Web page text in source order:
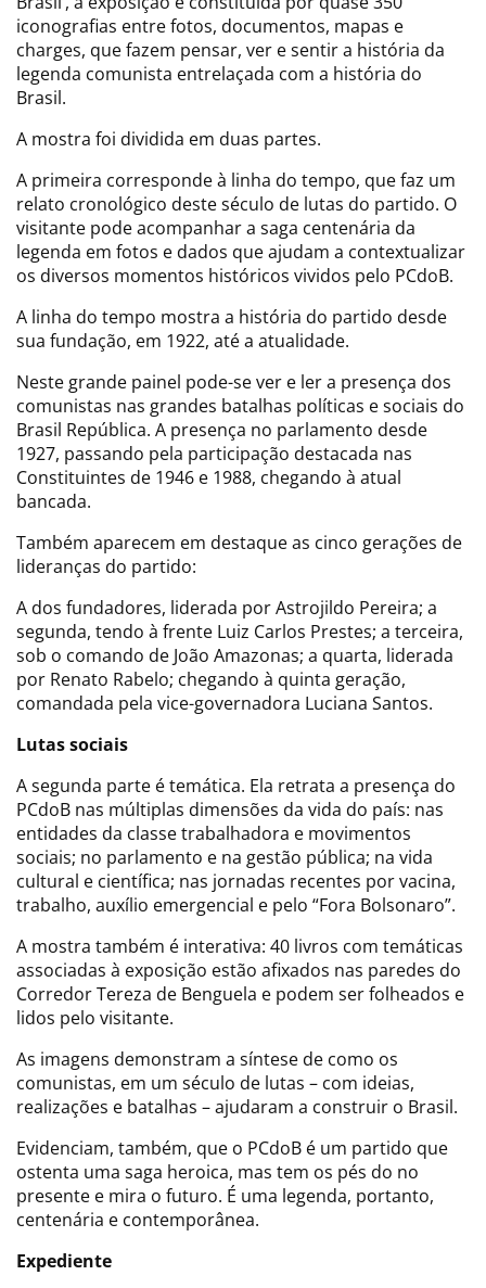
iconografias entre fotos, documentos, mapas e
charges, que fazem pensar, ver e sentir a história da
legenda comunista entrelaçada com a história do
Brasil.
A mostra foi dividida em duas partes.
A primeira corresponde à linha do tempo, que faz um
relato cronológico deste século de lutas do partido. O
visitante pode acompanhar a saga centenária da
legenda em fotos e dados que ajudam a contextualizar
os diversos momentos históricos vividos pelo PCdoB.
A linha do tempo mostra a história do partido desde
sua fundação, em 1922, até a atualidade.
Neste grande painel pode-se ver e ler a presença dos
comunistas nas grandes batalhas políticas e sociais do
Brasil República. A presença no parlamento desde
1927, passando pela participação destacada nas
Constituintes de 1946 e 1988, chegando à atual
bancada.
Também aparecem em destaque as cinco gerações de
lideranças do partido:
A dos fundadores, liderada por Astrojildo Pereira; a
segunda, tendo à frente Luiz Carlos Prestes; a terceira,
sob o comando de João Amazonas; a quarta, liderada
por Renato Rabelo; chegando à quinta geração,
comandada pela vice-governadora Luciana Santos.
Lutas sociais
A segunda parte é temática. Ela retrata a presença do
PCdoB nas múltiplas dimensões da vida do país: nas
entidades da classe trabalhadora e movimentos
sociais; no parlamento e na gestão pública; na vida
cultural e científica; nas jornadas recentes por vacina,
trabalho, auxílio emergencial e pelo “Fora Bolsonaro”.
A mostra também é interativa: 40 livros com temáticas
associadas à exposição estão afixados nas paredes do
Corredor Tereza de Benguela e podem ser folheados e
lidos pelo visitante.
As imagens demonstram a síntese de como os
comunistas, em um século de lutas – com ideias,
realizações e batalhas – ajudaram a construir o Brasil.
Evidenciam, também, que o PCdoB é um partido que
ostenta uma saga heroica, mas tem os pés do no
presente e mira o futuro. É uma legenda, portanto,
centenária e contemporânea.
Expediente